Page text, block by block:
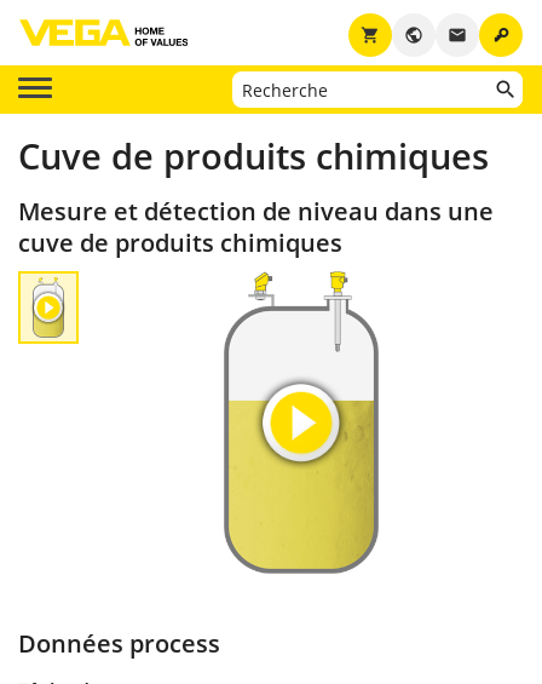
key
email
public
shopping_cart
Cuve de produits chimiques
Mesure et détection de niveau dans une
cuve de produits chimiques
Données process